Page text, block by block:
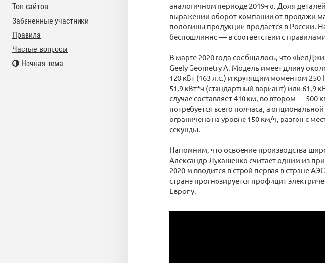
аналогичном периоде 2019-го. Доля
выражении оборот компании от продажи
половины продукции продается в России.
беспошлинно — в соответствии с
В марте 2020 года сообщалось, что
Geely Geometry A. Модель имеет длину
120 кВт (163 л.с.) и крутящим моментом
51,9 кВт*ч (стандартный вариант) или 61,9
случае составляет 410 км, во втором — 500
потребуется всего полчаса, а
ограничена на уровне 150 км/ч, разгон с
секунды.
Напомним, что освоение производства
Александр Лукашенко считает одним из
2020-м вводится в строй первая в стране
стране прогнозируется профицит
Европу.
Топ сайтов
Забаненные участники
Правила
Частые вопросы
Ночная тема